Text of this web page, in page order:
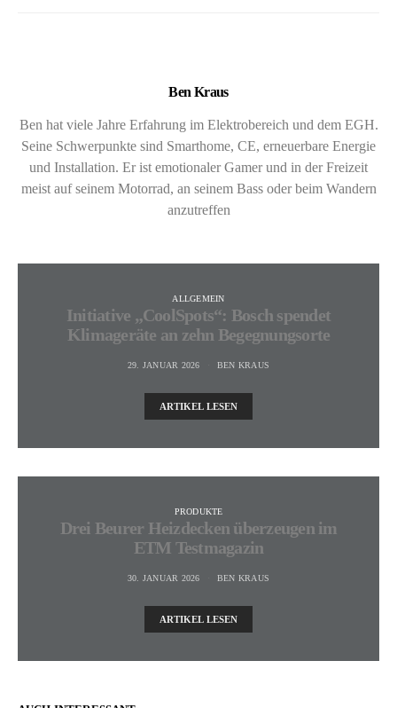
Ben Kraus
Ben hat viele Jahre Erfahrung im Elektrobereich und dem EGH.
Seine Schwerpunkte sind Smarthome, CE, erneuerbare Energie
und Installation. Er ist emotionaler Gamer und in der Freizeit
meist auf seinem Motorrad, an seinem Bass oder beim Wandern
anzutreffen
ALLGEMEIN
Initiative „CoolSpots“: Bosch spendet
Klimageräte an zehn Begegnungsorte
29. JANUAR 2026 BEN KRAUS
ARTIKEL LESEN
PRODUKTE
Drei Beurer Heizdecken überzeugen im
ETM Testmagazin
30. JANUAR 2026 BEN KRAUS
ARTIKEL LESEN